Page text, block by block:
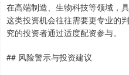
在高端制造、生物科技等领域，
这类投资机会往往需要更专业的
究的投资者通过适度配资参与。
## 风险警示与投资建议